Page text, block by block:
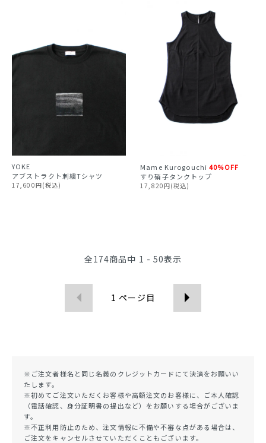
YOKE
アブストラクト刺繍Tシャツ
17,600円(税込)
Mame Kurogouchi40%OFF
すり硝子タンクトップ
17,820円(税込)
全174商品中 1 - 50表示
1 ページ目
※ご注文者様名と同じ名義のクレジットカードにて決済をお願いい
たします。
※初めてご注文いただくお客様や高額注文のお客様に、ご本人確認
（電話確認、身分証明書の提出など）をお願いする場合がございま
す。
※不正利用防止のため、注文情報に不備や不審な点がある場合は、
ご注文をキャンセルさせていただくこともございます。